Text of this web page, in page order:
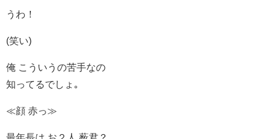
うわ！
(笑い)
俺 こういうの苦手なの
知ってるでしょ｡
≪顔 赤っ≫
最年長は お２人 薮君？